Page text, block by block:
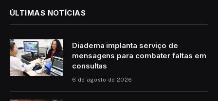
ÚLTIMAS NOTÍCIAS
Diadema implanta serviço de
mensagens para combater faltas em
consultas
6 de agosto de 2026